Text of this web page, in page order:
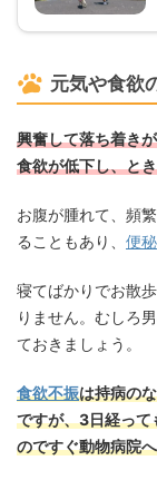
元気や食欲
興奮して落ち着き
食欲が低下し、と
お腹が腫れて、頻
ることもあり、 便秘
寝てばかりでお散
りません。むしろ
ておきましょう。
食欲不振は持病の
ですが、3日経って
のですぐ動物病院